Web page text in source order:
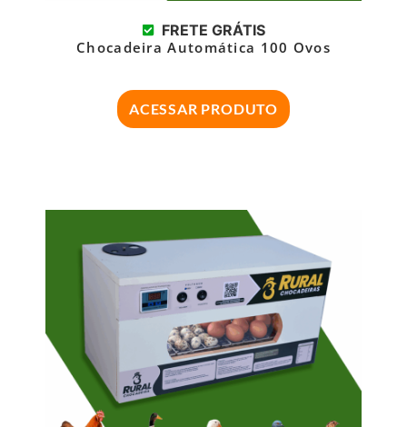
FRETE GRÁTIS
Chocadeira Automática 100 Ovos
ACESSAR PRODUTO